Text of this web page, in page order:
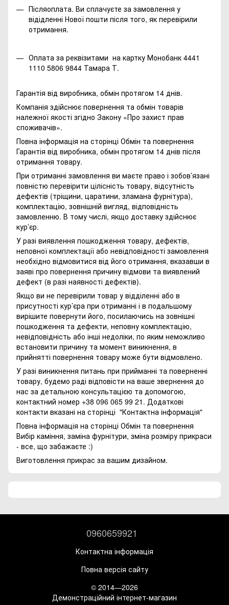
Післяоплата. Ви сплачуєте за замовлення у
відідленні Нової пошти після того, як перевірили
отримання.
Оплата за реквізитами на картку Монобанк 4441
1110 5806 9844 Тамара Т.
Гарантія від виробника, обмін протягом 14 днів.
Компанія здійснює повернення та обмін товарів
належної якості згідно Закону «Про захист прав
споживачів».
Повна інформація на сторінці Обмін та повернення
Гарантія від виробника, обмін протягом 14 днів після
отримання товару.
При отриманні замовлення ви маєте право і зобов’язані
повністю перевірити цілісність товару, відсутність
дефектів (тріщини, царатини, зламана фурнітура),
комплектацію, зовнішній вигляд, відповідність
замовленню. В тому числі, якщо доставку здійснює
кур’єр.
У разі виявлення пошкодження товару, дефектів,
неповної комплектації або невідповідності замовлення
необхідно відмовитися від його отримання, вказавши в
заяві про повернення причину відмови та виявлений
дефект (в разі наявності дефектів).
Якщо ви не перевірили товар у відділенні або в
присутності кур’єра при отриманні і в подальшому
вирішите повернути його, посилаючись на зовнішні
пошкодження та дефекти, неповну комплектацію,
невідповідність або інші недоліки, по яким неможливо
встановити причину та момент виникнення, в
прийнятті повернення товару може бути відмовлено.
У разі виникнення питань при прийманні та поверненні
товару, будемо раді відповісти на ваше звернення до
нас за детальною консультацією та допомогою,
контактний номер +38 096 065 99 21. Додаткові
контакти вказані на сторінці "Контактна інформація"
Повна інформація на сторінці Обмін та повернення
Вибір каміння, заміна фурнітури, зміна розміру прикраси
- все, що забажаєте :)
Виготовлення прикрас за вашим дизайном.
0960659921
Контактна інформація
Повна версія сайту
© 2014—2026
Демонстраційний інтернет-магазин